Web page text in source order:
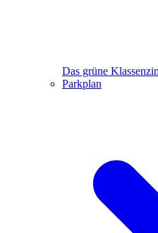
Das grüne
Parkplan